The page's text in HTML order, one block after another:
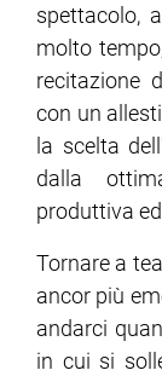
spettacolo,
molto
recitazione
con un
la scelta
dalla
produttiva
Tornare a
ancor più
andarci
in cui si